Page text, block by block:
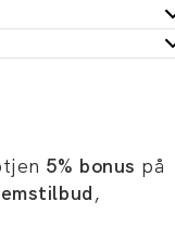
5% bonus på
,